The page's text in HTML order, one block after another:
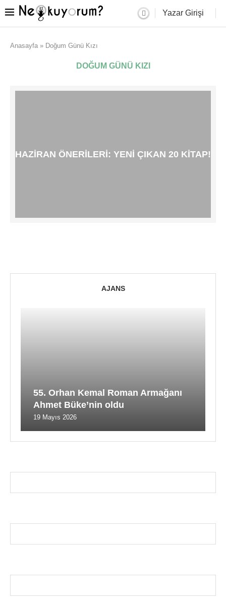
Yazar Girişi
Anasayfa » Doğum Günü Kızı
DOĞUM GÜNÜ KIZI
HAZIRAN ÖNERILERI: YENI ÇIKAN 20 KITAP!
AJANS
55. Orhan Kemal Roman Armağanı
Ahmet Büke’nin oldu
19 Mayıs 2026